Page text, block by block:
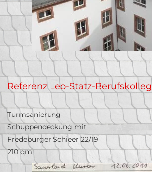
Referenz Leo-Statz-Berufskolleg
Turmsanierung
Schuppendeckung mit
Fredeburger Schieer 22/19
210 qm